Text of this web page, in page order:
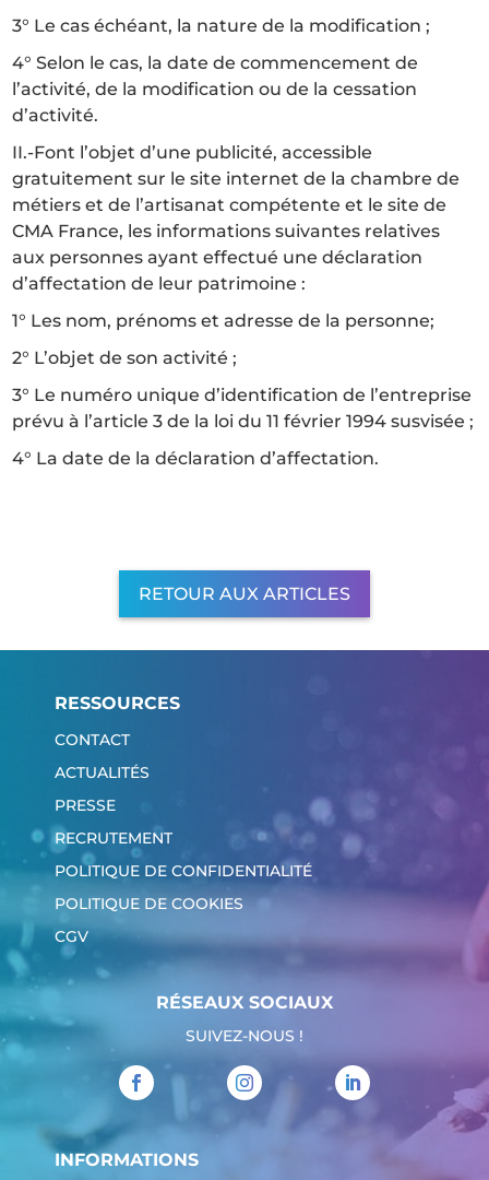
3° Le cas échéant, la nature de la modification ;
4° Selon le cas, la date de commencement de
l’activité, de la modification ou de la cessation
d’activité.
II.-Font l’objet d’une publicité, accessible
gratuitement sur le site internet de la chambre de
métiers et de l’artisanat compétente et le site de
CMA France, les informations suivantes relatives
aux personnes ayant effectué une déclaration
d’affectation de leur patrimoine :
1° Les nom, prénoms et adresse de la personne;
2° L’objet de son activité ;
3° Le numéro unique d’identification de l’entreprise
prévu à l’article 3 de la loi du 11 février 1994 susvisée ;
4° La date de la déclaration d’affectation.
RETOUR AUX ARTICLES
RESSOURCES
CONTACT
ACTUALITÉS
PRESSE
RECRUTEMENT
POLITIQUE DE CONFIDENTIALITÉ
POLITIQUE DE COOKIES
CGV
RÉSEAUX SOCIAUX
SUIVEZ-NOUS !
INFORMATIONS